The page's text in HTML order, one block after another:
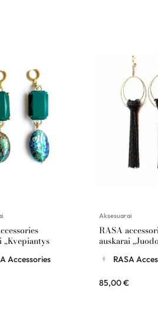
„Kvepiantys
Accessories
Aksesuarai
RASA
auskarai
rinkėm”
RASA
85,00€